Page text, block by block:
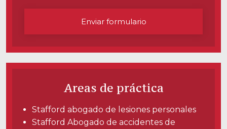
Mechanicsville, VA
Carreras
English
Testimonios
Enviar formulario
Areas de práctica
Stafford abogado de lesiones personales
Stafford Abogado de accidentes de